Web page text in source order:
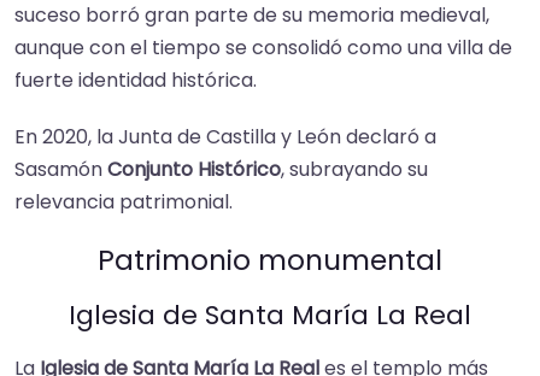
suceso borró gran parte de su memoria medieval,
aunque con el tiempo se consolidó como una villa de
fuerte identidad histórica.
En 2020, la Junta de Castilla y León declaró a
SasamónConjunto Histórico, subrayando su
relevancia patrimonial.
Patrimonio monumental
Iglesia de Santa María La Real
La Iglesia de Santa María La Reales el templo más